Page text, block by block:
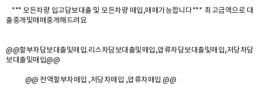
*** 모든차량 입고담보대출 및 모든차량 매입,매매가능합니다*** 최고금액으로 대
출중개및매매중개해드려요
@@할부차담보대출및매입.리스차담보대출및매입,압류차담보대출및매입,저당차담
보대출및매입@@
@@ 전액할부차매입 ,저당차매입 ,압류차매입 @@